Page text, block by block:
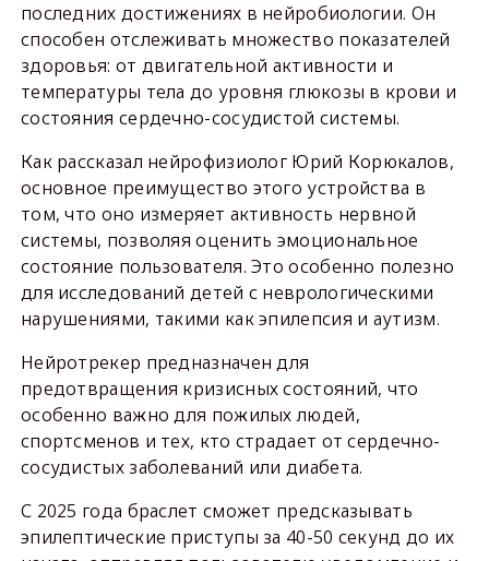
последних достижениях в нейробиологии. Он
способен отслеживать множество показателей
здоровья: от двигательной активности и
температуры тела до уровня глюкозы в крови и
состояния сердечно-сосудистой системы.
Как рассказал нейрофизиолог Юрий Корюкалов,
основное преимущество этого устройства в
том, что оно измеряет активность нервной
системы, позволяя оценить эмоциональное
состояние пользователя. Это особенно полезно
для исследований детей с неврологическими
нарушениями, такими как эпилепсия и аутизм.
Нейротрекер предназначен для
предотвращения кризисных состояний, что
особенно важно для пожилых людей,
спортсменов и тех, кто страдает от сердечно-
сосудистых заболеваний или диабета.
С 2025 года браслет сможет предсказывать
эпилептические приступы за 40-50 секунд до их